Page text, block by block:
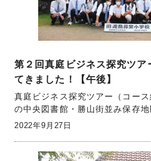
第２回真庭ビジネス探究ツア
てきました！【午後】
真庭ビジネス探究ツアー（コー
の中央図書館・勝山街並み保存
2022年9月27日